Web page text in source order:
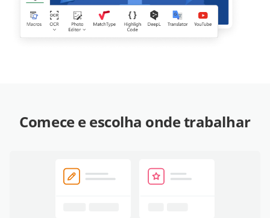
Comece e escolha onde trabalhar